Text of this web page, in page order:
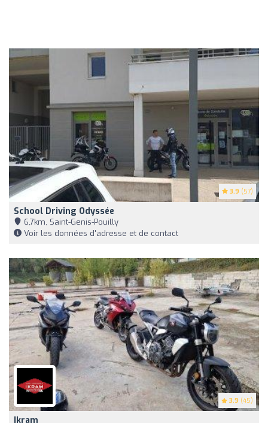
3.9 (57)
School Driving Odyssée
6,7km, Saint-Genis-Pouilly
Voir les données d'adresse et de contact
3.9 (45)
Ikram